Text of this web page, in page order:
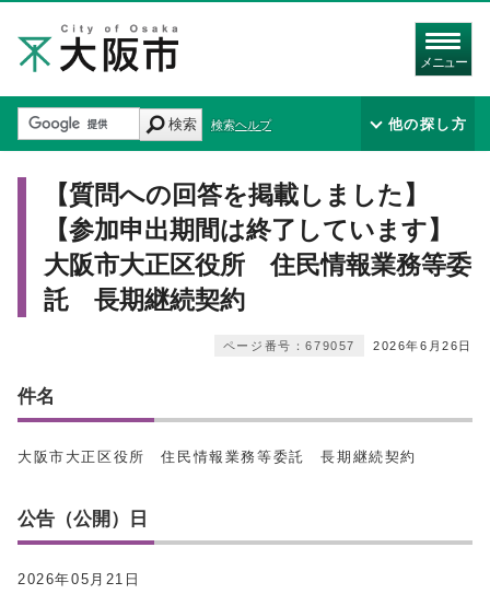
メニュー
検索 検索ヘルプ 他の探し方
【質問への回答を掲載しました】
【参加申出期間は終了しています】
大阪市大正区役所 住民情報業務等委
託 長期継続契約
2026年6月26日
ページ番号：679057
件名
大阪市大正区役所 住民情報業務等委託 長期継続契約
公告（公開）日
2026年05月21日